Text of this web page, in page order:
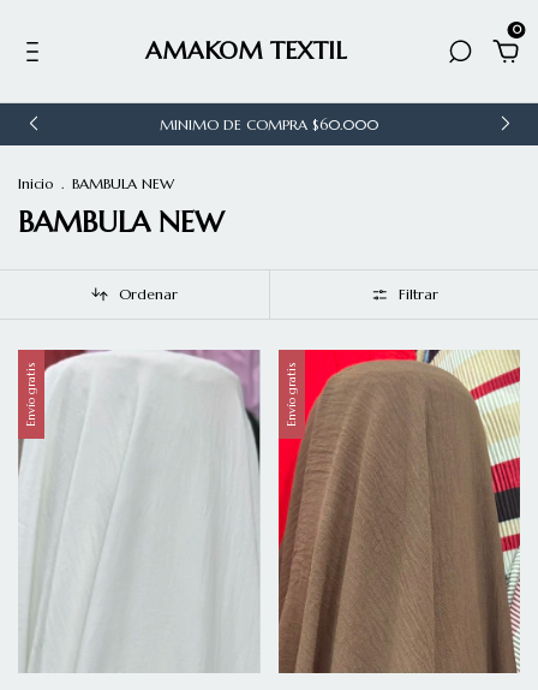
AMAKOM TEXTIL
0
MINIMO DE COMPRA $60.000
Inicio . BAMBULA NEW
BAMBULA NEW
Ordenar Filtrar
Envío gratis Envío gratis